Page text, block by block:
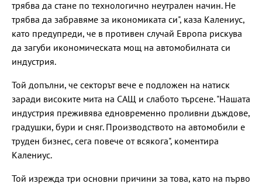
трябва да стане по технологично неутрален начин. Не
трябва да забравяме за икономиката си", каза Калениус,
като предупреди, че в противен случай Европа рискува
да загуби икономическата мощ на автомобилната си
индустрия.
Той допълни, че секторът вече е подложен на натиск
заради високите мита на САЩ и слабото търсене. "Нашата
индустрия преживява едновременно проливни дъждове,
градушки, бури и сняг. Производството на автомобили е
труден бизнес, сега повече от всякога", коментира
Калениус.
Той изрежда три основни причини за това, като на първо